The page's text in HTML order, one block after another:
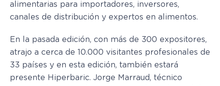
alimentarias para importadores, inversores,
canales de distribución y expertos en alimentos.
En la pasada edición, con más de 300 expositores,
atrajo a cerca de 10.000 visitantes profesionales de
33 países y en esta edición, también estará
presente Hiperbaric. Jorge Marraud, técnico